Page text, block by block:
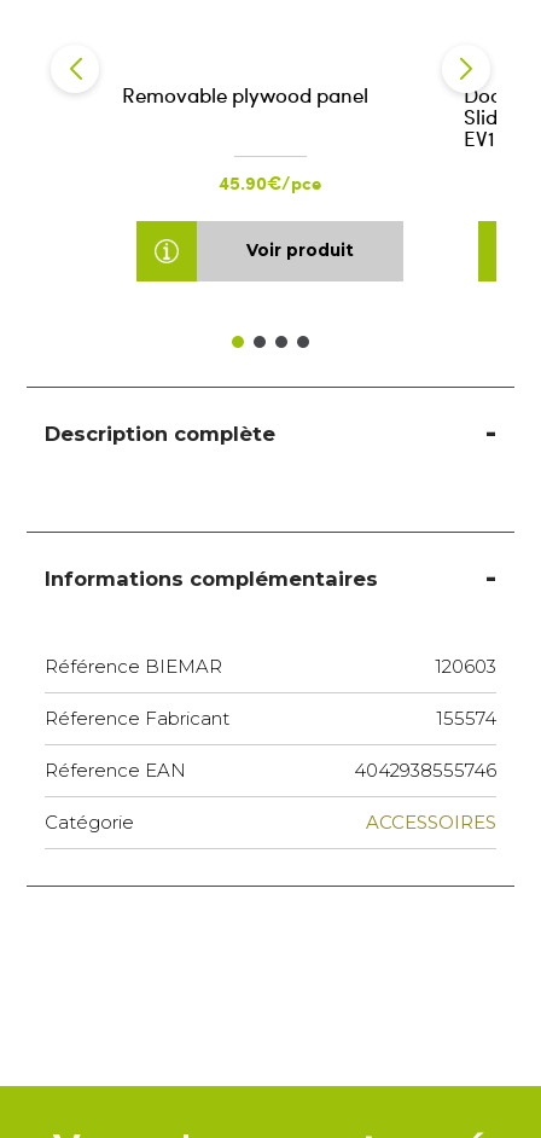
Removable plywood panel
45.90€/pce
Voir produit
Door
Slide
EV1
Description complète
Informations complémentaires
Référence BIEMAR 120603
Réference Fabricant 155574
Réference EAN 4042938555746
Catégorie ACCESSOIRES